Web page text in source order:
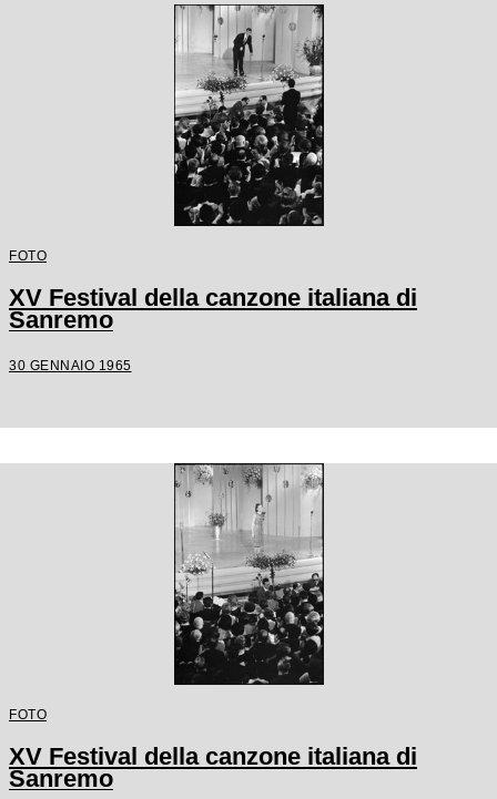
FOTO
XV Festival della canzone italiana di
Sanremo
30 GENNAIO 1965
FOTO
XV Festival della canzone italiana di
Sanremo